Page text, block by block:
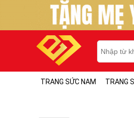
TRANG SỨC NAM TRANG